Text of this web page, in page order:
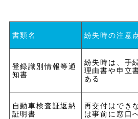
書類名 紛失時の注意
登録識別情報等通
知書
紛失時は、手
理由書や申立
ある
自動車検査証返納
証明書
再交付はでき
は事前に窓口